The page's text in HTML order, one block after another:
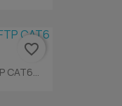
CAT6...
favorite_border